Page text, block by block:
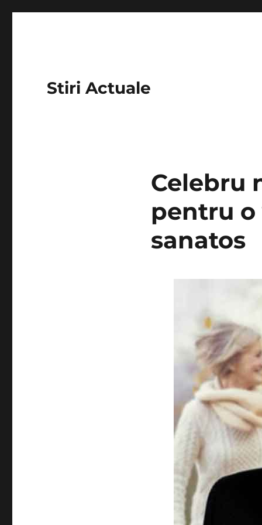
Stiri Actuale
Celebru
pentru o
sanatos